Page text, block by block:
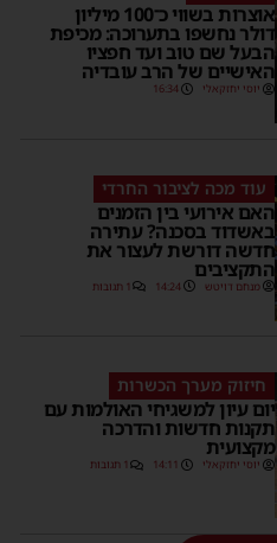
אוצרות בשווי כ־100 מיליון
דולר נחשפו בתערוכה: מכיפת
הבעל שם טוב ועד חפציו
האישיים של הרב עובדיה
יוסי יחזקאלי 16:34
עוד מכה לציבור החרדי
האם אירועי בין הזמנים
באשדוד בסכנה? עתירה
חדשה דורשת לעצור את
התקציבים
מנחם דויטש 14:24 1 תגובות
חיזוק מערך הכשרות
יום עיון למשגיחי האולמות עם
תקנות חדשות והדרכה
מקצועית
יוסי יחזקאלי 14:11 1 תגובות